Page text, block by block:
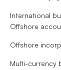
International
Offshore
Offshore
Multi-currency